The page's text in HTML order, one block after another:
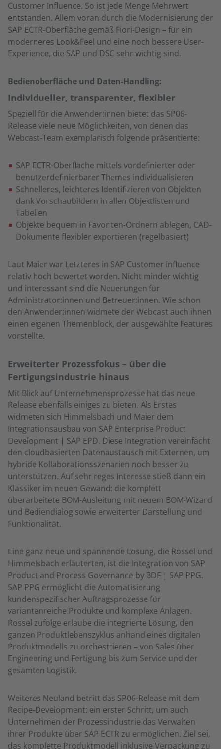
Customer Influence. So ist jede Menge Mehrwert
entstanden. Allem voran durch die Modernisierung der
SAP ECTR-Oberfläche gemäß Fiori-Design – für ein
moderneres Look&Feel und eine noch bessere User-
Experience, die SAP und DSC sehr wichtig sind.
Bedienoberfläche und Daten-Handling:
Individueller, transparenter, flexibler
Speziell für die Anwender:innen bietet das SP06-
Release viele neue Möglichkeiten, von denen das
Webcast-Team exemplarisch folgende präsentierte:
SAP ECTR-Oberfläche mittels vordefinierter oder
benutzerdefinierbarer Themes individualisieren
Schnelleres, leichteres Identifizieren von Objekten
dank Vorschaubildern in allen Objektlisten und
Tabellen
Objekte bequem in Favoriten-Ordnern ablegen, CAD-
Dokumente flexibler exportieren (regelbasiert)
Laut Maier war Letzteres in SAP Customer Influence
relativ hoch bewertet worden. Nicht minder wichtig
und interessant sind die Neuerungen für
Administrator:innen und Betreuer:innen. Wie schon
den Anwender:innen widmete der Webcast auch ihnen
einen eigenen Themenblock, der ausgewählte Features
vorstellte.
Erweiterter Prozessfokus – über die
Fertigungsindustrie hinaus
Mit Blick auf Unternehmensprozesse hat das neue
Release ebenfalls einiges zu bieten. Als Erstes
widmeten sich Himmelsbach und Maier dem
Integrationsausbau von SAP Enterprise Product
Development | SAP EPD. Diese Integration vereinfacht
den cloudbasierten Datenaustausch mit Externen, um
hybride Kollaborationsszenarien noch besser zu
unterstützen. Auf sehr reges Interesse stieß dann ein
Klassiker im neuen Gewand: die komplett
überarbeitete BOM-Ausleitung mit neuem BOM-Wizard
und Bediendialog sowie erweiterter Darstellung und
Funktionalität.
Eine ganz neue und spannende Lösung, die Rossel und
Himmelsbach erläuterten, ist die Integration von SAP
Product and Process Governance by BDF | SAP PPG.
SAP PPG ermöglicht die Automatisierung
kundenspezifischer Auftragsprozesse für
variantenreiche Produkte und komplexe Anlagen.
Rossel zufolge erlaube die integrierte Lösung, den
ganzen Produktlebenszyklus anhand eines digitalen
Produktmodells zu orchestrieren – von Sales über
Engineering und Fertigung bis zum Service und der
gesamten Logistik.
Weiteres Neuland betritt das SP06-Release mit dem
Recipe-Development: ein erster Schritt, um auch
Unternehmen der Prozessindustrie das Verwalten
ihrer Produkte über SAP ECTR zu ermöglichen. Ziel sei,
das komplette Produktmodell inklusive Verpackung zu